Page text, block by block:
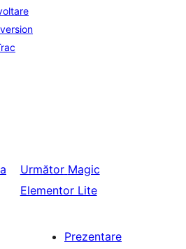
Următor Magic
Elementor Lite
Prezentare